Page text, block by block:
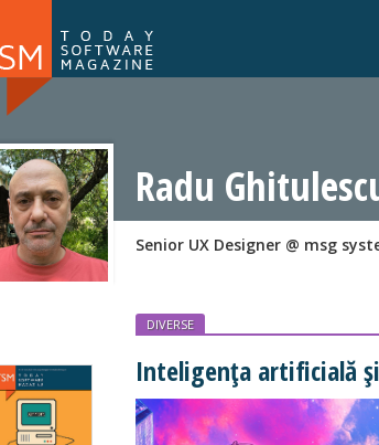
NOU
Radu
Senior UX Designer @ msg
DIVERSE
Inteligența artificială